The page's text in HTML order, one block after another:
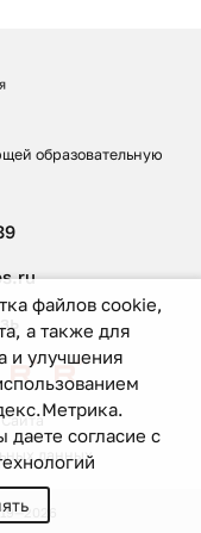
образовательную
данных
файлов cookie,
а также для
и улучшения
даете согласие с